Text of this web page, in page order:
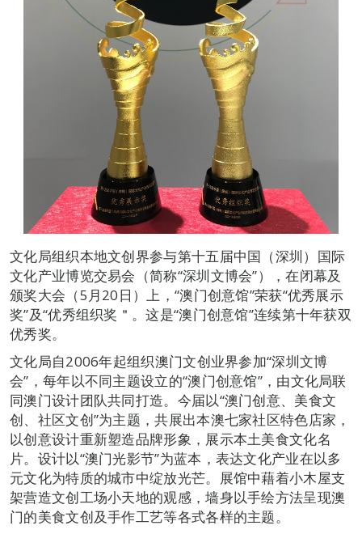
文化局组织本地文创界参与第十五届中国（深圳）国际
文化产业博览交易会（简称“深圳文博会”），在闭幕及
颁奖大会（5月20日）上，“澳门创意馆”荣获“优秀展示
奖”及“优秀组织奖＂。这是“澳门创意馆”连续第十年获双
优秀奖。
文化局自2006年起组织澳门文创业界参加“深圳文博
会”，每年以不同主题设立的“澳门创意馆”，由文化局联
同澳门设计团队共同打造。今届以“澳门创意、美食文
创、社区文创”为主题，共展出本澳七家社区特色店家，
以创意设计重新塑造品牌形象，展示本土美食文化名
片。设计以“澳门光影节”为蓝本，表达文化产业在以多
元文化为特质的城市中绽放光芒。展馆中藉着小木屋支
架营造文创工场小天地的观感，墙身以手绘方法呈现澳
门的美食文创及手作工艺等各式各样的主题。